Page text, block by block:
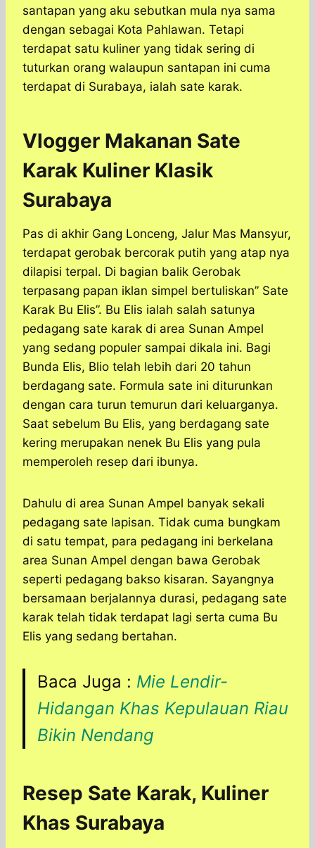
santapan yang aku sebutkan mula nya sama
dengan sebagai Kota Pahlawan. Tetapi
terdapat satu kuliner yang tidak sering di
tuturkan orang walaupun santapan ini cuma
terdapat di Surabaya, ialah sate karak.
Vlogger Makanan Sate
Karak Kuliner Klasik
Surabaya
Pas di akhir Gang Lonceng, Jalur Mas Mansyur,
terdapat gerobak bercorak putih yang atap nya
dilapisi terpal. Di bagian balik Gerobak
terpasang papan iklan simpel bertuliskan” Sate
Karak Bu Elis”. Bu Elis ialah salah satunya
pedagang sate karak di area Sunan Ampel
yang sedang populer sampai dikala ini. Bagi
Bunda Elis, Blio telah lebih dari 20 tahun
berdagang sate. Formula sate ini diturunkan
dengan cara turun temurun dari keluarganya.
Saat sebelum Bu Elis, yang berdagang sate
kering merupakan nenek Bu Elis yang pula
memperoleh resep dari ibunya.
Dahulu di area Sunan Ampel banyak sekali
pedagang sate lapisan. Tidak cuma bungkam
di satu tempat, para pedagang ini berkelana
area Sunan Ampel dengan bawa Gerobak
seperti pedagang bakso kisaran. Sayangnya
bersamaan berjalannya durasi, pedagang sate
karak telah tidak terdapat lagi serta cuma Bu
Elis yang sedang bertahan.
Baca Juga : Mie Lendir-
Hidangan Khas Kepulauan Riau
Bikin Nendang
Resep Sate Karak, Kuliner
Khas Surabaya